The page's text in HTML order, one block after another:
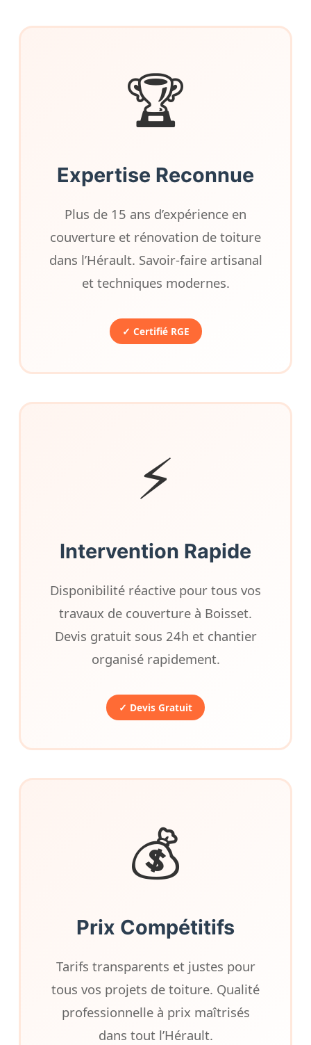
🏆
Expertise Reconnue
Plus de 15 ans d’expérience en
couverture et rénovation de toiture
dans l’Hérault. Savoir-faire artisanal
et techniques modernes.
✓ Certifié RGE
⚡
Intervention Rapide
Disponibilité réactive pour tous vos
travaux de couverture à Boisset.
Devis gratuit sous 24h et chantier
organisé rapidement.
✓ Devis Gratuit
💰
Prix Compétitifs
Tarifs transparents et justes pour
tous vos projets de toiture. Qualité
professionnelle à prix maîtrisés
dans tout l’Hérault.